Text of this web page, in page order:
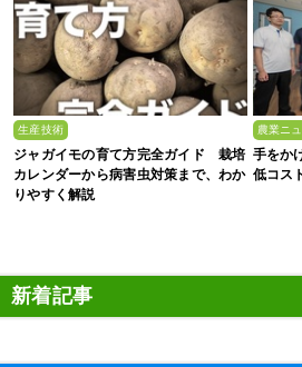
生産技術
ジャガイモの育て方完全ガイド 栽培
カレンダーから病害虫対策まで、わか
りやすく解説
農業ニ
手をか
低コス
新着記事